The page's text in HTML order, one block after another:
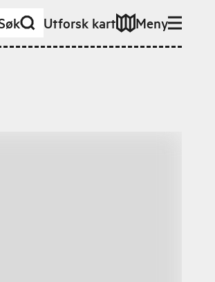
Utforsk kart Meny